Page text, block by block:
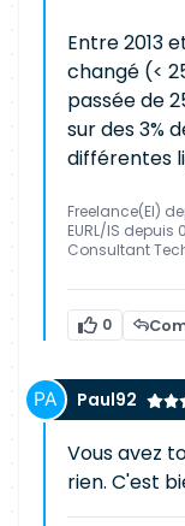
Entre 2013
changé (<
passée de
sur des 3%
différentes
Freelance(EI)
EURL/IS depuis
Consultant
0
Paul92
Vous avez
rien. C'est